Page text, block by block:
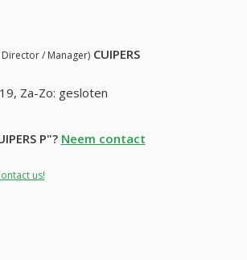
/ Manager) CUIPERS
Za-Zo: gesloten
P"? Neem contact
us!